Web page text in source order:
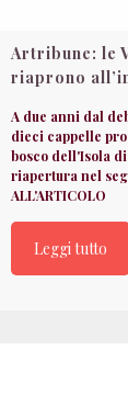
Artribune: le
riaprono
A due anni dal
dieci cappelle
bosco dell'Isola
riapertura nel
ALL'ARTICOLO
Leggi tutto